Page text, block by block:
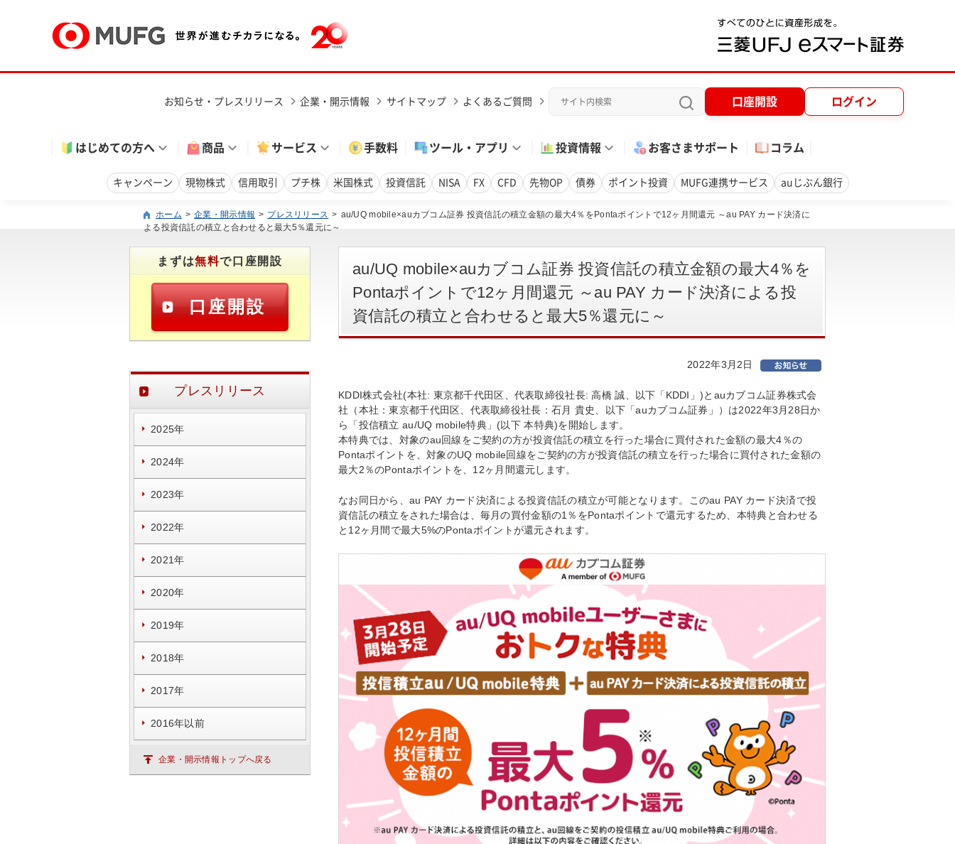
お知らせ・プレスリリース 企業・開示情報 サイトマップ よくあるご質問 口座開設 ログイン
はじめての方へ 商品 サービス 手数料 ツール・アプリ 投資情報 お客さまサポート コラム
キャンペーン 現物株式 信用取引 プチ株 米国株式 投資信託 NISA FX CFD 先物OP 債券 ポイント投資 MUFG連携サービス auじぶん銀行
ホーム 企業・開示情報 プレスリリース
au/UQ mobile×auカブコム証券 投資信託の積立金額の最大4％をPontaポイントで12ヶ月間還元 ～au PAY カード決済に
よる投資信託の積立と合わせると最大5％還元に～
au/UQ mobile×auカブコム証券 投資信託の積立金額の最大4％を
Pontaポイントで12ヶ月間還元 ～au PAY カード決済による投
資信託の積立と合わせると最大5％還元に～
2022年3月2日
KDDI株式会社(本社: 東京都千代田区、代表取締役社長: 高橋 誠、以下「KDDI」)とauカブコム証券株式会
社（本社：東京都千代田区、代表取締役社長：石月 貴史、以下「auカブコム証券」）は2022年3月28日か
ら「投信積立 au/UQ mobile特典」(以下 本特典)を開始します。
本特典では、対象のau回線をご契約の方が投資信託の積立を行った場合に買付された金額の最大4％の
Pontaポイントを、対象のUQ mobile回線をご契約の方が投資信託の積立を行った場合に買付された金額の
最大2％のPontaポイントを、12ヶ月間還元します。
なお同日から、au PAY カード決済による投資信託の積立が可能となります。このau PAY カード決済で投
資信託の積立をされた場合は、毎月の買付金額の1％をPontaポイントで還元するため、本特典と合わせる
と12ヶ月間で最大5%のPontaポイントが還元されます。
まずは無料で口座開設
口座開設
プレスリリース
2025年
2024年
2023年
2022年
2021年
2020年
2019年
2018年
2017年
2016年以前
企業・開示情報トップへ戻る